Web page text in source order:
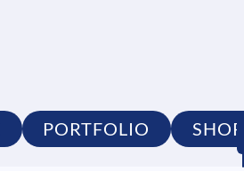
PORTFOLIO SHOP